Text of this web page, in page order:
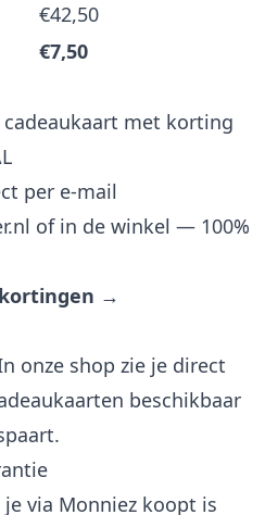
€42,50
€7,50
cadeaukaart met korting
per e-mail
of in de winkel — 100%
→
onze shop zie je direct
beschikbaar
via Monniez koopt is